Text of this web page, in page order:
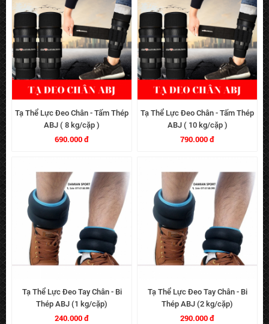
Tạ Thể Lực Đeo Chân - Tấm Thép
ABJ ( 8 kg/cặp )
690.000 đ
Tạ Thể Lực Đeo Chân - Tấm Thép
ABJ ( 10 kg/cặp )
790.000 đ
Tạ Thể Lực Đeo Tay Chân - Bi
Thép ABJ (1 kg/cặp)
240.000 đ
Tạ Thể Lực Đeo Tay Chân - Bi
Thép ABJ (2 kg/cặp)
290.000 đ